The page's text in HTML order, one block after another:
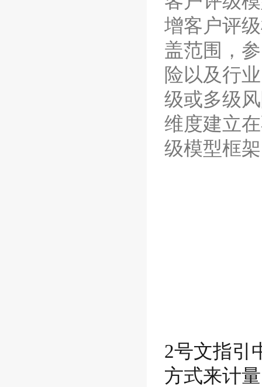
增客户评
盖范围，
险以及行
级或多级
维度建立
级模型框
2号文指引
方式来计